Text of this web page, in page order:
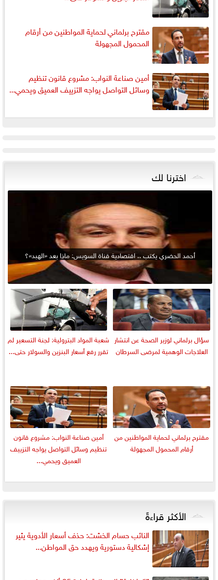
مقترح برلماني لحماية المواطنين من أرقام
المحمول المجهولة
أمين صناعة النواب: مشروع قانون تنظيم
وسائل التواصل يواجه التزييف العميق ويحمي...
اخترنا لك
أحمد الحضري يكتب .. اقتصادية قناة السويس: ماذا بعد «الهبد»؟
سؤال برلماني لوزير الصحة عن انتشار
العلاجات الوهمية لمرضى السرطان
شعبة المواد البترولية: لجنة التسعير لم
تقرر رفع أسعار البنزين والسولار حتى...
مقترح برلماني لحماية المواطنين من
أرقام المحمول المجهولة
أمين صناعة النواب: مشروع قانون
تنظيم وسائل التواصل يواجه التزييف
العميق ويحمي...
الأكثر قراءةً
النائب حسام الخشت: حذف أسعار الأدوية يثير
إشكالية دستورية ويهدد حق المواطن...